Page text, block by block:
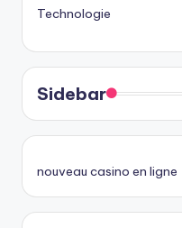
Technologie
Sidebar
nouveau casino en ligne